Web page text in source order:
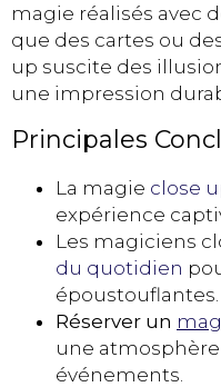
magie réalisés avec
que des cartes ou
up suscite des
une impression
Principales
La magie close
expérience
Les magiciens
du quotidien
époustouflantes.
Réserver un
une
événements.